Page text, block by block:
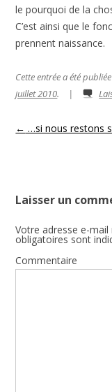
le pourquoi de la
C’est ainsi que le
prennent naissance.
Cette entrée a été
juillet 2010. |
Navigation des
← …si nous restons
Laisser un
Votre adresse e-mail
obligatoires sont
Commentaire